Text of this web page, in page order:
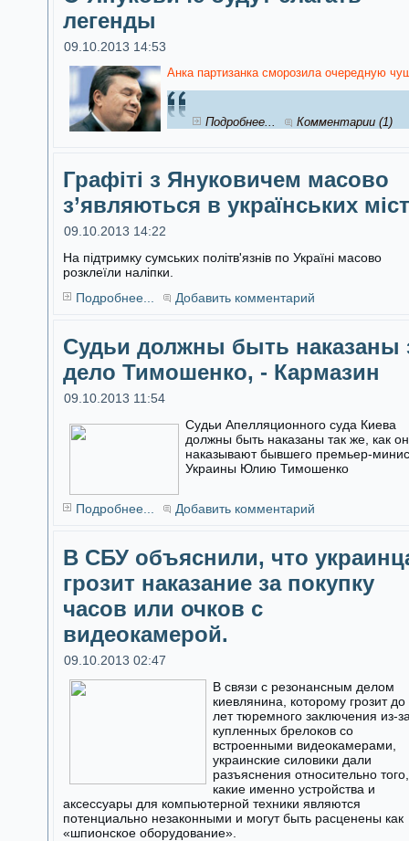
легенды
09.10.2013 14:53
Анка партизанка сморозила очередную
Подробнее... Комментарии (1)
Графіті з Януковичем масово
з’являються в українських
09.10.2013 14:22
На підтримку сумських політв'язнів по Україні масово
розклеїли наліпки.
Подробнее...
Добавить комментарий
Судьи должны быть наказаны
дело Тимошенко, - Кармазин
09.10.2013 11:54
Судьи Апелляционного суда Киева
должны быть наказаны так же, как
наказывают бывшего премьер-
Украины Юлию Тимошенко
Подробнее... Добавить комментарий
В СБУ объяснили, что
грозит наказание за покупку
часов или очков с
видеокамерой.
09.10.2013 02:47
В связи с резонансным делом
киевлянина, которому грозит до
лет тюремного заключения из-
купленных брелоков со
встроенными видеокамерами,
украинские силовики дали
разъяснения относительно того,
какие именно устройства и
аксессуары для компьютерной техники являются
потенциально незаконными и могут быть расценены как
«шпионское оборудование».